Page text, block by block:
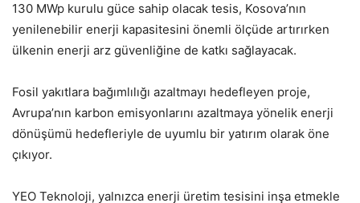
130 MWp kurulu güce sahip olacak tesis, Kosova’nın
yenilenebilir enerji kapasitesini önemli ölçüde artırırken
ülkenin enerji arz güvenliğine de katkı sağlayacak.
Fosil yakıtlara bağımlılığı azaltmayı hedefleyen proje,
Avrupa’nın karbon emisyonlarını azaltmaya yönelik enerji
dönüşümü hedefleriyle de uyumlu bir yatırım olarak öne
çıkıyor.
YEO Teknoloji, yalnızca enerji üretim tesisini inşa etmekle